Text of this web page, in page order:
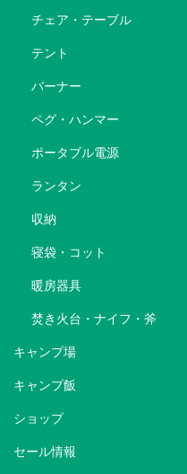
チェア・テーブル
テント
バーナー
ペグ・ハンマー
ポータブル電源
ランタン
収納
寝袋・コット
暖房器具
焚き火台・ナイフ・斧
キャンプ場
キャンプ飯
ショップ
セール情報